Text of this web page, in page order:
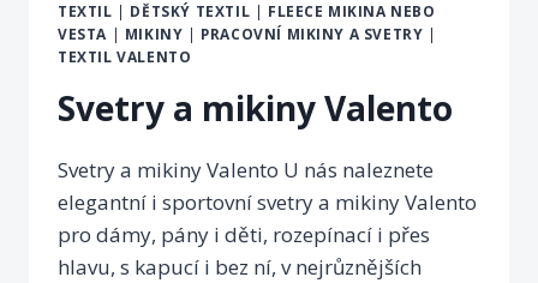
TEXTIL | DĚTSKÝ TEXTIL | FLEECE MIKINA NEBO
VESTA | MIKINY | PRACOVNÍ MIKINY A SVETRY |
TEXTIL VALENTO
Svetry a mikiny Valento
Svetry a mikiny Valento U nás naleznete
elegantní i sportovní svetry a mikiny Valento
pro dámy, pány i děti, rozepínací i přes
hlavu, s kapucí i bez ní, v nejrůznějších